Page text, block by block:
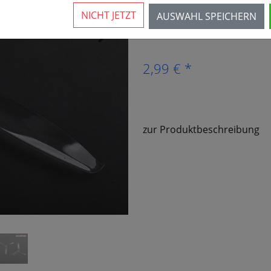
Der Artikel ist nicht
2,99 € *
zur Produktbeschreibung
AUSWAHL SPEICHERN
NICHT JETZT